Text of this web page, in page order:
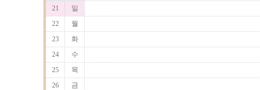
21 일
22 월
23 화
24 수
25 목
26 금